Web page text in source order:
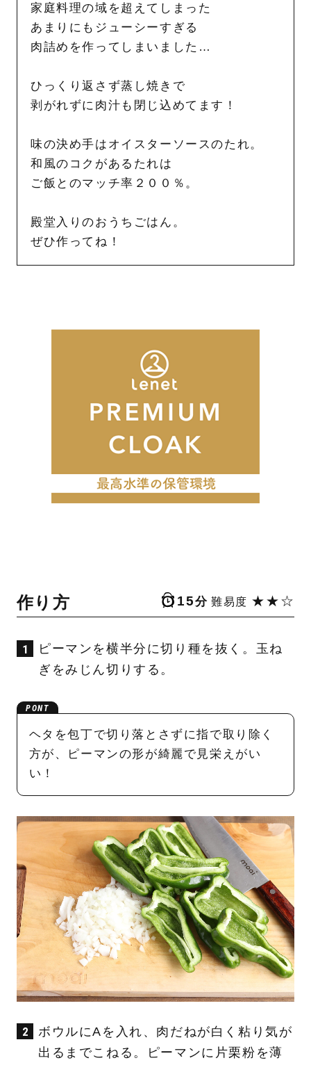
家庭料理の域を超えてしまった
あまりにもジューシーすぎる
肉詰めを作ってしまいました…
ひっくり返さず蒸し焼きで
剥がれずに肉汁も閉じ込めてます！
味の決め手はオイスターソースのたれ。
和風のコクがあるたれは
ご飯とのマッチ率２００％。
殿堂入りのおうちごはん。
ぜひ作ってね！
作り方 15分 難易度 ★★☆
ピーマンを横半分に切り種を抜く。玉ね
ぎをみじん切りする。
ヘタを包丁で切り落とさずに指で取り除く
方が、ピーマンの形が綺麗で見栄えがい
い！
ボウルにAを入れ、肉だねが白く粘り気が
出るまでこねる。ピーマンに片栗粉を薄